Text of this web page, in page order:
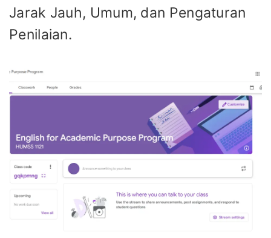
Jarak Jauh, Umum, dan Pengaturan
Penilaian.